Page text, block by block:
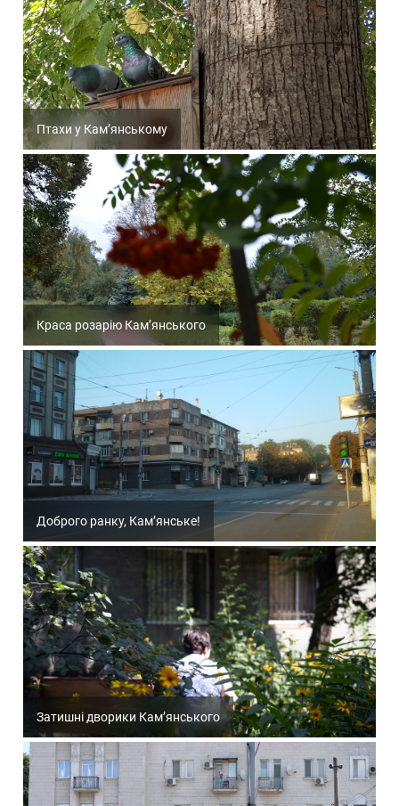
Птахи у Кам’янському
Краса розарію Кам’янського
Доброго ранку, Кам’янське!
Затишні дворики Кам’янського